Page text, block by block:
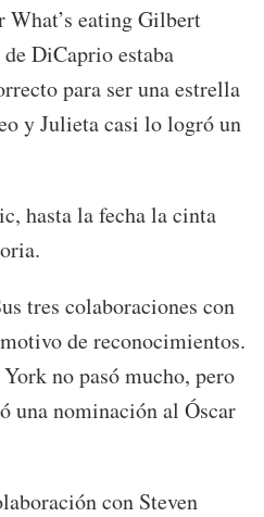
eating Gilbert
DiCaprio estaba
para ser una estrella
y Julieta casi lo logró un
hasta la fecha la cinta
tres colaboraciones con
de reconocimientos.
no pasó mucho, pero
una nominación al Óscar
con Steven